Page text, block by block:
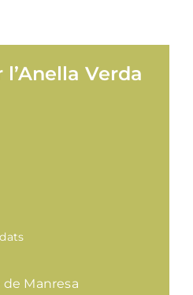
Verda
Manresa